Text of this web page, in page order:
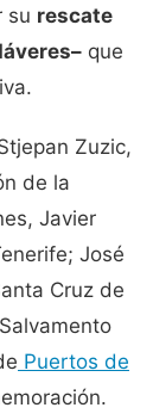
su rescate
que
Zuzic,
de la
Javier
José
Cruz de
Puertos de